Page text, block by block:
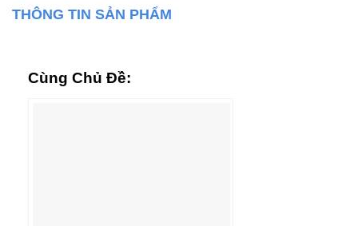
THÔNG TIN SẢN PHẨM
Cùng Chủ Đề: